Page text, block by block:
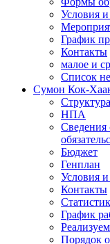
Условия и
График
Контакты
малое и
Список
Сумон Кок-
Структура
НПА
Сведения
Бюджет
Генплан
Условия и
Контакты
График
Порядок